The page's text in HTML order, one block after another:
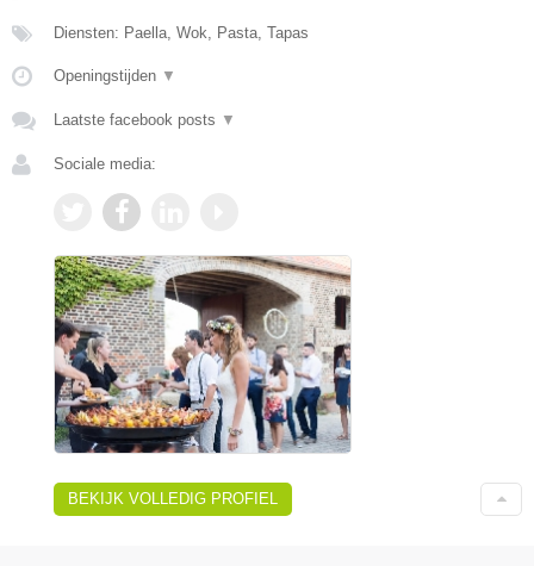
Diensten: Paella, Wok, Pasta, Tapas
Openingstijden ▼
Laatste facebook posts ▼
Sociale media:
BEKIJK VOLLEDIG PROFIEL